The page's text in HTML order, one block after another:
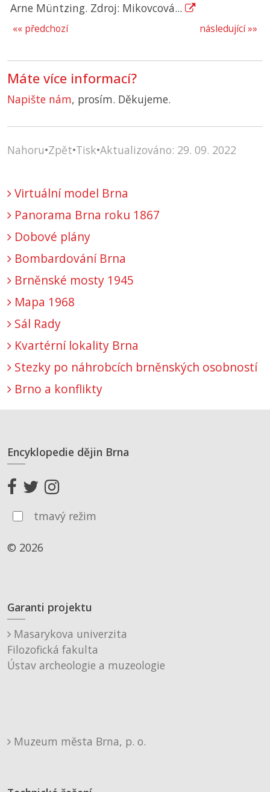
Arne Müntzing. Zdroj: Mikovcová...
následující »»
«« předchozí
Máte více informací?
Napište nám, prosím. Děkujeme.
Nahoru•Zpět•Tisk•Aktualizováno: 29. 09. 2022
Virtuální model Brna
Panorama Brna roku 1867
Dobové plány
Bombardování Brna
Brněnské mosty 1945
Mapa 1968
Sál Rady
Kvartérní lokality Brna
Stezky po náhrobcích brněnských osobností
Brno a konflikty
Encyklopedie dějin Brna
tmavý režim
© 2026
Garanti projektu
Masarykova univerzita
Filozofická fakulta
Ústav archeologie a muzeologie
Muzeum města Brna, p. o.